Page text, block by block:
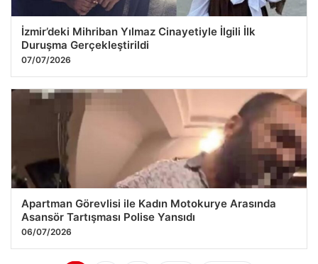
İzmir’deki Mihriban Yılmaz Cinayetiyle İlgili İlk
Duruşma Gerçekleştirildi
07/07/2026
Apartman Görevlisi ile Kadın Motokurye Arasında
Asansör Tartışması Polise Yansıdı
06/07/2026